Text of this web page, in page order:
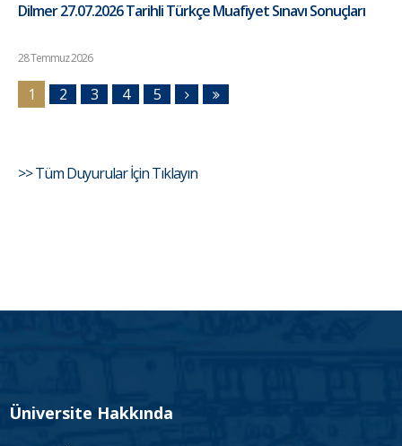
Dilmer 27.07.2026 Tarihli Türkçe Muafiyet Sınavı Sonuçları
28 Temmuz 2026
1 2 3 4 5
>> Tüm Duyurular İçin Tıklayın
Üniversite Hakkında